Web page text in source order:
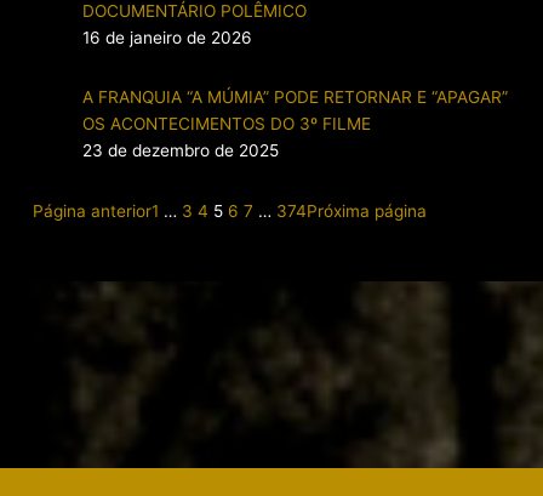
DOCUMENTÁRIO POLÊMICO
16 de janeiro de 2026
A FRANQUIA “A MÚMIA” PODE RETORNAR E “APAGAR”
OS ACONTECIMENTOS DO 3º FILME
23 de dezembro de 2025
Página anterior1 … 3 4 5 6 7 … 374Próxima página